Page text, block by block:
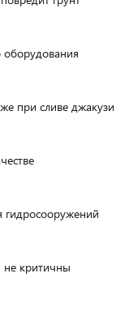
оборудования
при сливе джакузи
гидросооружений
не критичны